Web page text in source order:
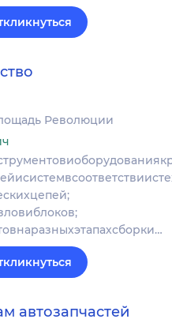
Революции
автозапчастей